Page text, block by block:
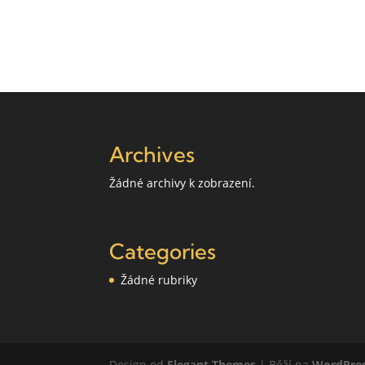
Archives
Žádné archivy k zobrazení.
Categories
Žádné rubriky